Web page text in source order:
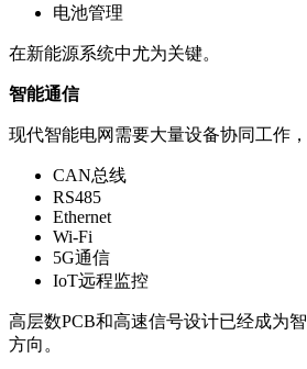
电池管理
在新能源系统中尤为关键。
智能通信
现代智能电网需要大量设备协同工作
CAN总线
RS485
Ethernet
Wi-Fi
5G通信
IoT远程监控
高层数PCB和高速信号设计已经成为
方向。